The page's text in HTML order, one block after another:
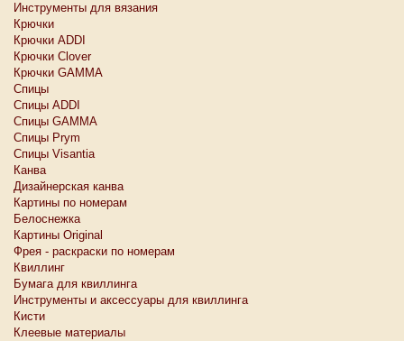
Инструменты для вязания
Крючки
Крючки ADDI
Крючки Clover
Крючки GAMMA
Спицы
Спицы ADDI
Спицы GAMMA
Спицы Prym
Спицы Visantia
Канва
Дизайнерская канва
Картины по номерам
Белоснежкa
Картины Original
Фрея - раскраски по номерам
Квиллинг
Бумага для квиллинга
Инструменты и аксессуары для квиллинга
Кисти
Клеевые материалы